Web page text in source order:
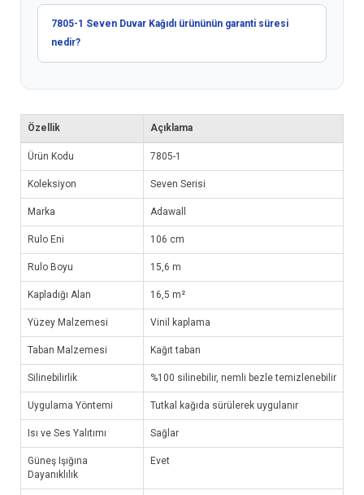
7805-1 Seven Duvar Kağıdı ürününün garanti süresi
nedir?
Özellik Açıklama
Ürün Kodu 7805-1
Koleksiyon Seven Serisi
Marka Adawall
Rulo Eni 106 cm
Rulo Boyu 15,6 m
Kapladığı Alan 16,5 m²
Yüzey Malzemesi Vinil kaplama
Taban Malzemesi Kağıt taban
Silinebilirlik %100 silinebilir, nemli bezle temizlenebilir
Uygulama Yöntemi Tutkal kağıda sürülerek uygulanır
Isı ve Ses Yalıtımı Sağlar
Güneş Işığına
Dayanıklılık
Evet